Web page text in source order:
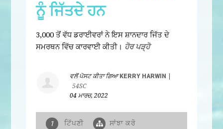
ਨੂੰ ਜਿੱਤਦੇ ਹਨ
3,000 ਤੋਂ ਵੱਧ ਡਰਾਈਵਰਾਂ ਨੇ ਇਸ ਸ਼ਾਨਦਾਰ ਜਿੱਤ ਦੇ
ਸਮਰਥਨ ਵਿੱਚ ਕਾਰਵਾਈ ਕੀਤੀ। ਹੋਰ ਪੜ੍ਹੋ
ਵਲੋਂ ਪੋਸਟ ਕੀਤਾ ਗਿਆ KERRY HARWIN
54SC
04 ਮਾਰਚ, 2022
1 ਟਿੱਪਣੀ ਸਾਂਝਾ ਕਰੋ